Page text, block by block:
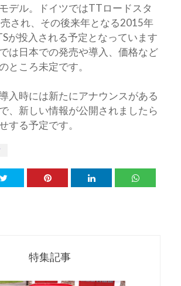
デル。ドイツではTTロードスタ
され、その後来年となる2015年
が投入される予定となっています
は日本での発売や導入、価格など
ところ未定です。
入時には新たにアナウンスがある
、新しい情報が公開されましたら
する予定です。
特集記事